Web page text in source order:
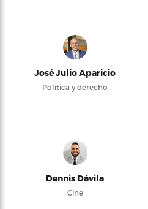
José Julio Aparicio
Política y derecho
Dennis Dávila
Cine